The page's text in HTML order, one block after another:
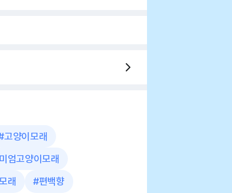
고양이모래
엄고양이모래
래 #편백향